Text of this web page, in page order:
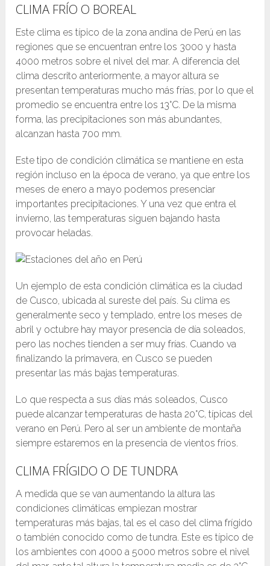
CLIMA FRÍO O BOREAL
Este clima es típico de la zona andina de Perú en las
regiones que se encuentran entre los 3000 y hasta
4000 metros sobre el nivel del mar. A diferencia del
clima descrito anteriormente, a mayor altura se
presentan temperaturas mucho más frías, por lo que el
promedio se encuentra entre los 13°C. De la misma
forma, las precipitaciones son más abundantes,
alcanzan hasta 700 mm.
Este tipo de condición climática se mantiene en esta
región incluso en la época de verano, ya que entre los
meses de enero a mayo podemos presenciar
importantes precipitaciones. Y una vez que entra el
invierno, las temperaturas siguen bajando hasta
provocar heladas.
Un ejemplo de esta condición climática es la ciudad
de Cusco, ubicada al sureste del país. Su clima es
generalmente seco y templado, entre los meses de
abril y octubre hay mayor presencia de día soleados,
pero las noches tienden a ser muy frías. Cuando va
finalizando la primavera, en Cusco se pueden
presentar las más bajas temperaturas.
Lo que respecta a sus días más soleados, Cusco
puede alcanzar temperaturas de hasta 20°C, típicas del
verano en Perú. Pero al ser un ambiente de montaña
siempre estaremos en la presencia de vientos fríos.
CLIMA FRÍGIDO O DE TUNDRA
A medida que se van aumentando la altura las
condiciones climáticas empiezan mostrar
temperaturas más bajas, tal es el caso del clima frígido
o también conocido como de tundra. Este es típico de
los ambientes con 4000 a 5000 metros sobre el nivel